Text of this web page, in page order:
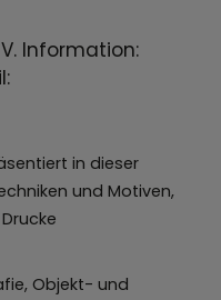
in dieser
und Motiven,
Objekt- und
Information: